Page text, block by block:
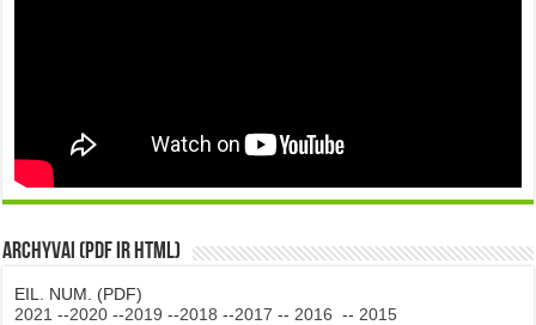
Archyvai (PDF ir HTML)
EIL. NUM. (PDF)
2021 --2020 --2019 --2018 --2017 -- 2016 -- 2015